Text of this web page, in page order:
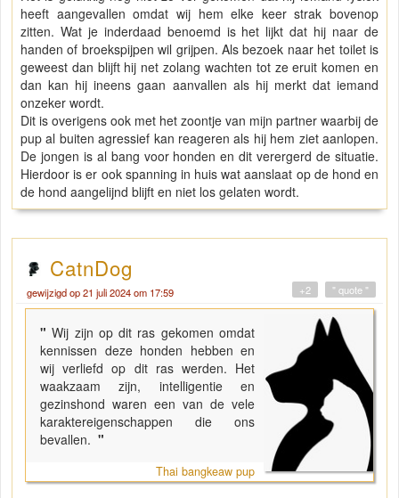
heeft aangevallen omdat wij hem elke keer strak bovenop
zitten. Wat je inderdaad benoemd is het lijkt dat hij naar de
handen of broekspijpen wil grijpen. Als bezoek naar het toilet is
geweest dan blijft hij net zolang wachten tot ze eruit komen en
dan kan hij ineens gaan aanvallen als hij merkt dat iemand
onzeker wordt.
Dit is overigens ook met het zoontje van mijn partner waarbij de
pup al buiten agressief kan reageren als hij hem ziet aanlopen.
De jongen is al bang voor honden en dit verergerd de situatie.
Hierdoor is er ook spanning in huis wat aanslaat op de hond en
de hond aangelijnd blijft en niet los gelaten wordt.
CatnDog
gewijzigd op 21 juli 2024 om 17:59 " quote "
+2
"Wij zijn op dit ras gekomen omdat
kennissen deze honden hebben en
wij verliefd op dit ras werden. Het
waakzaam zijn, intelligentie en
gezinshond waren een van de vele
karaktereigenschappen die ons
bevallen. "
Thai bangkeaw pup